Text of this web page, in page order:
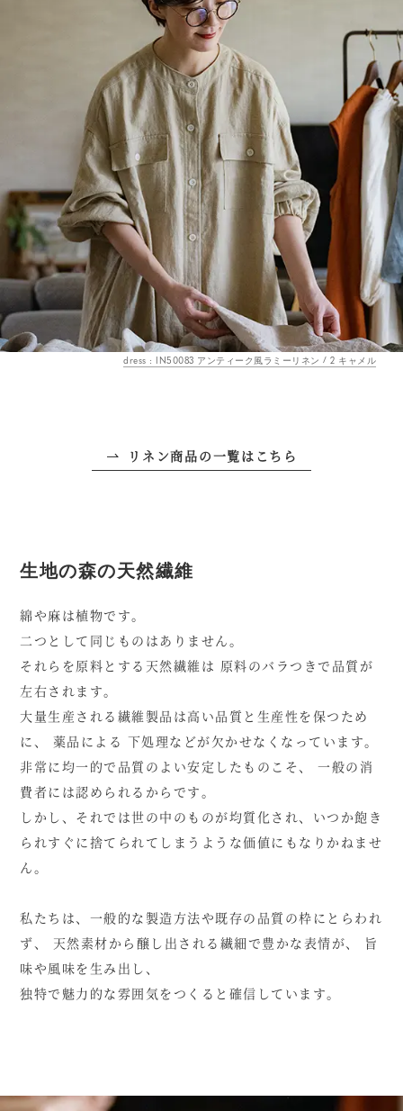
dress : IN50083 アンティーク風ラミーリネン / 2 キャメル
リネン商品の一覧はこちら
生地の森の天然繊維
綿や麻は植物です。
二つとして同じものはありません。
それらを原料とする天然繊維は 原料のバラつきで品質が
左右されます。
大量生産される繊維製品は高い品質と生産性を保つため
に、
薬品による 下処理などが欠かせなくなっています。
非常に均一的で品質のよい安定したものこそ、
一般の消
費者には認められるからです。
しかし、それでは世の中のものが均質化され、いつか飽き
られすぐに捨てられてしまうような価値にもなりかねませ
ん。
私たちは、一般的な製造方法や既存の品質の枠にとらわれ
ず、
天然素材から醸し出される繊細で豊かな表情が、
旨
味や風味を生み出し、
独特で魅力的な雰囲気をつくると確信しています。